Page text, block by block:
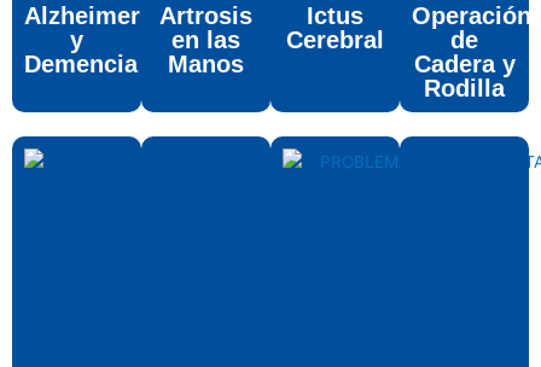
Alzheimer
y
Demencia
Artrosis
en las
Manos
Ictus
Cerebral
Operación
de
Cadera y
Rodilla